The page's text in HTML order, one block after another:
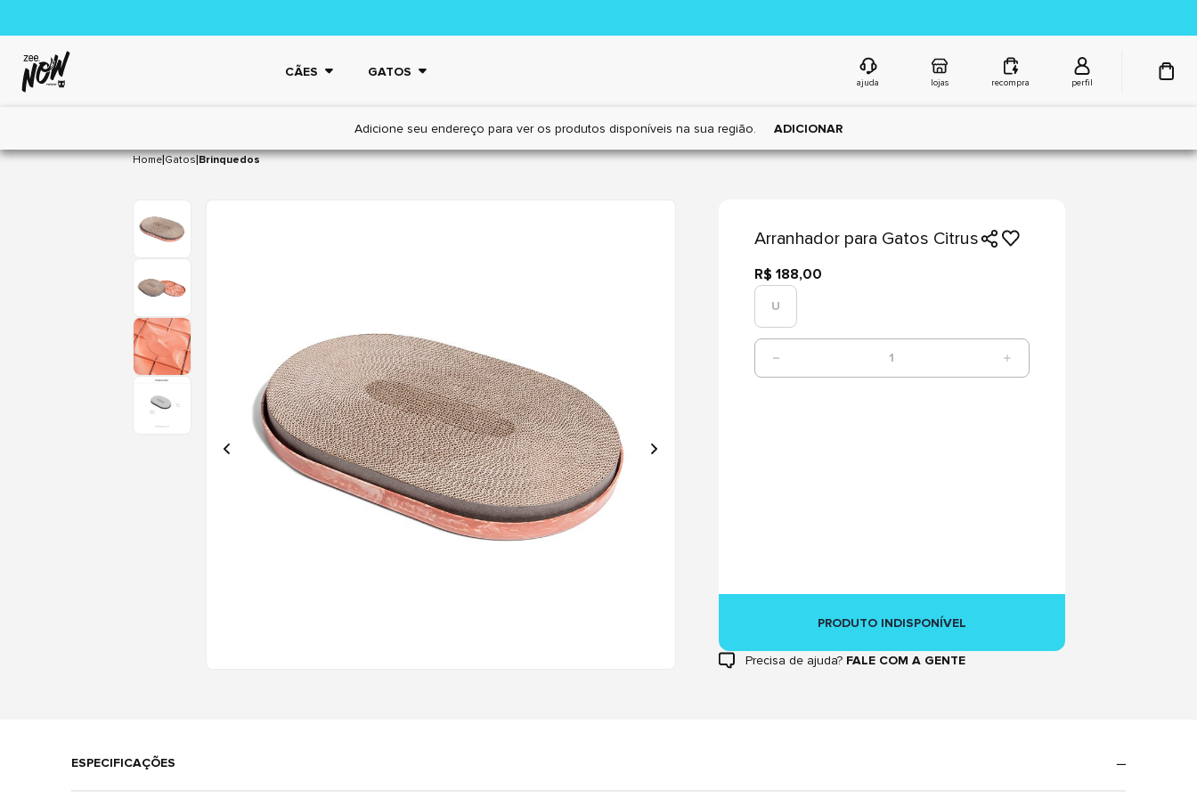
CÃES GATOS
ajuda lojas recompra perfil
Adicione seu endereço para ver os produtos disponíveis na sua região. ADICIONAR
Home|Gatos|Brinquedos
Arranhador para Gatos Citrus
R$ 188,00
U
1
PRODUTO INDISPONÍVEL
Precisa de ajuda? FALE COM A GENTE
ESPECIFICAÇÕES